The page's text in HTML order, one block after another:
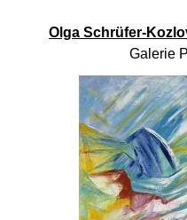
Olga Schrüfer-
Galerie